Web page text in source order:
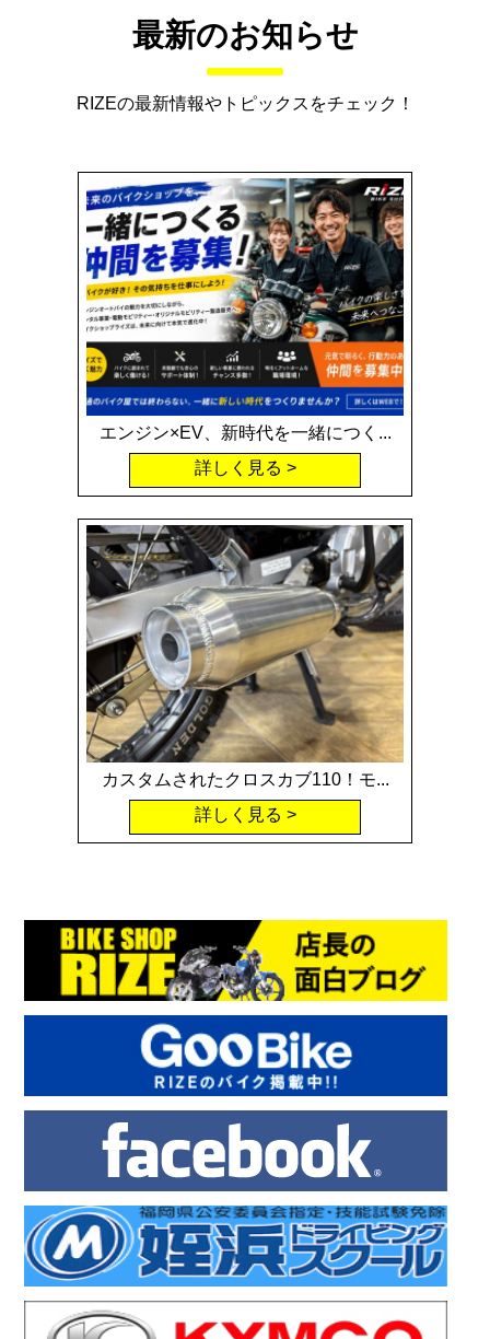
最新のお知らせ
RIZEの最新情報やトピックスをチェック！
エンジン×EV、新時代を一緒につく...
詳しく見る
カスタムされたクロスカブ110！モ...
詳しく見る